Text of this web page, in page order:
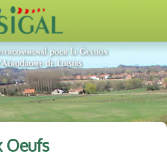
Oeufs